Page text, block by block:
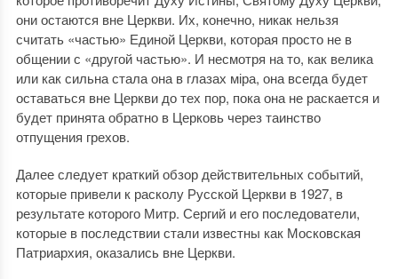
они остаются вне Церкви. Их, конечно, никак нельзя
считать «частью» Единой Церкви, которая просто не в
общении с «другой частью». И несмотря на то, как велика
или как сильна стала она в глазах міра, она всегда будет
оставаться вне Церкви до тех пор, пока она не раскается и
будет принята обратно в Церковь через таинство
отпущения грехов.
Далее следует краткий обзор действительных событий,
которые привели к расколу Русской Церкви в 1927, в
результате которого Митр. Сергий и его последователи,
которые в последствии стали известны как Московская
Патриархия, оказались вне Церкви.